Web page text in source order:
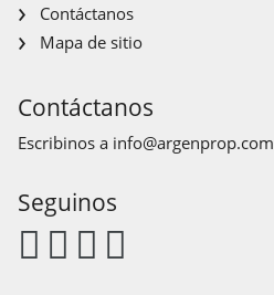
Contáctanos
Mapa de sitio
Contáctanos
Escribinos a info@argenprop.com
Seguinos